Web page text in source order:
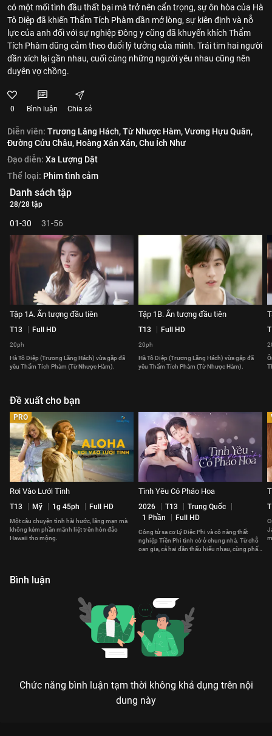
có một mối tình đầu thất bại mà trở nên cẩn trọng, sự ôn hòa của Hà
Tô Diệp đã khiến Thẩm Tích Phàm dần mở lòng, sự kiên định và nỗ
lực của anh đối với sự nghiệp Đông y cũng đã khuyến khích Thẩm
Tích Phàm dũng cảm theo đuổi lý tưởng của mình. Trái tim hai người
dần xích lại gần nhau, cuối cùng những người yêu nhau cũng nên
duyên vợ chồng.
0 Bình luận Chia sẻ
Diễn viên: Trương Lăng Hách,Từ Nhược Hàm,Vương Hựu Quân,
Đường Cửu Châu, Hoàng Xán Xán,Chu Ích Như
Đạo diễn: Xa Lượng Dật
Thể loại: Phim tình cảm
Danh sách tập
28/28 tập
01-30 31-56
Tập 1A. Ấn tượng đầu tiên
T13 Full HD
20ph
Hà Tô Diệp (Trương Lăng Hách) vừa gặp đã
yêu Thẩm Tích Phàm (Từ Nhược Hàm).
Tập 1B. Ấn tượng đầu tiên
T13 Full HD
20ph
Hà Tô Diệp (Trương Lăng Hách) vừa gặp đã
yêu Thẩm Tích Phàm (Từ Nhược Hàm).
Đề xuất cho bạn
PRO
Rơi Vào Lưới Tình
T13 Mỹ 1g 45ph Full HD
Một câu chuyện tình hài hước, lãng mạn mà
không kém phần mãnh liệt trên hòn đảo
Hawaii thơ mộng.
Tình Yêu Có Pháo Hoa
2026 T13
Trung Quốc
1 Phần
Full HD
Công tử sa cơ Lý Diệc Phi và cô nàng thất
nghiệp Tiền Phi tình cờ ở chung nhà. Từ chỗ
oan gia, cả hai dần thấu hiểu nhau, cùng phấn
Bình luận
Chức năng bình luận tạm thời không khả dụng trên nội
dung này